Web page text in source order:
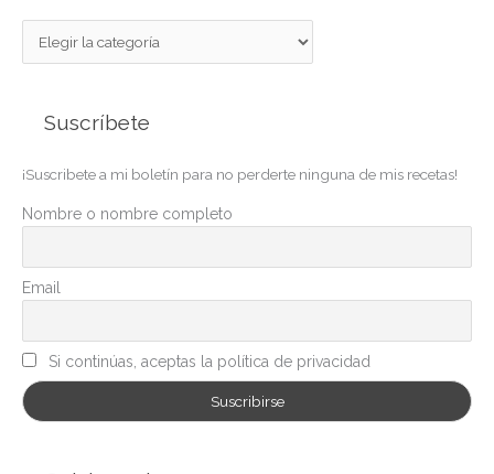
a
o
r
a
s
Suscríbete
¡Suscribete a mi boletín para no perderte ninguna de mis recetas!
Nombre o nombre completo
Email
Si continúas, aceptas la política de privacidad